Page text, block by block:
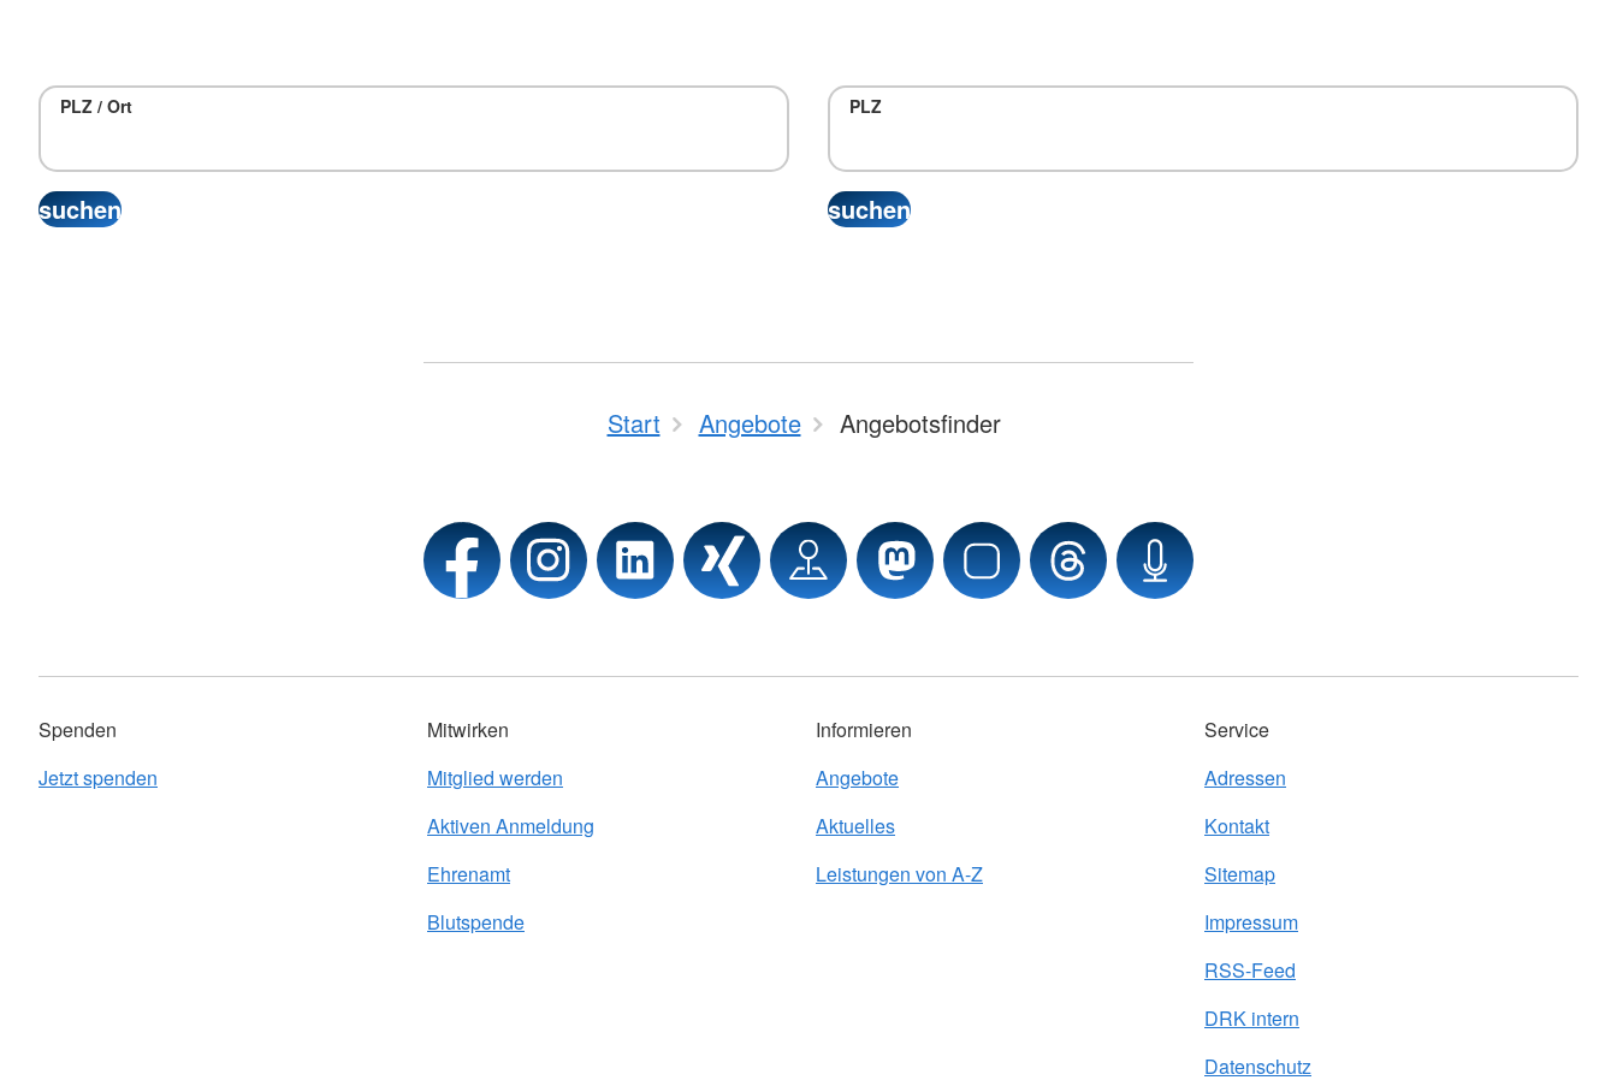
PLZ / Ort PLZ
Start Angebote Angebotsfinder
Spenden
Jetzt spenden
Mitwirken
Mitglied werden
Aktiven Anmeldung
Ehrenamt
Blutspende
Informieren
Angebote
Aktuelles
Leistungen von A-Z
Service
Adressen
Kontakt
Sitemap
Impressum
RSS-Feed
DRK intern
Datenschutz